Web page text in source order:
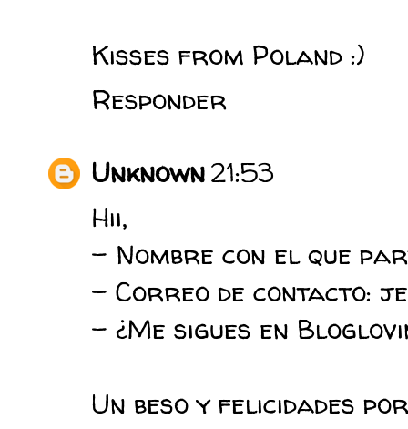
Kisses from Poland :)
Responder
Unknown21:53
Hii,
- Nombre con el que
- Correo de contacto:
- ¿Me sigues en
Un beso y felicidades